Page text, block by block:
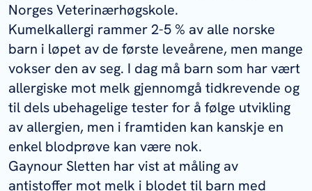
Norges Veterinærhøgskole.
Kumelkallergi rammer 2-5 % av alle norske
barn i løpet av de første leveårene, men mange
vokser den av seg. I dag må barn som har vært
allergiske mot melk gjennomgå tidkrevende og
til dels ubehagelige tester for å følge utvikling
av allergien, men i framtiden kan kanskje en
enkel blodprøve kan være nok.
Gaynour Sletten har vist at måling av
antistoffer mot melk i blodet til barn med